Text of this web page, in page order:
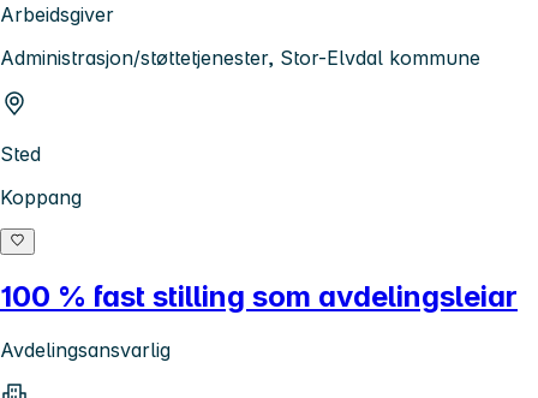
Arbeidsgiver
Administrasjon/støttetjenester, Stor-Elvdal kommune
Sted
Koppang
100 % fast stilling som avdelingsleiar
Avdelingsansvarlig